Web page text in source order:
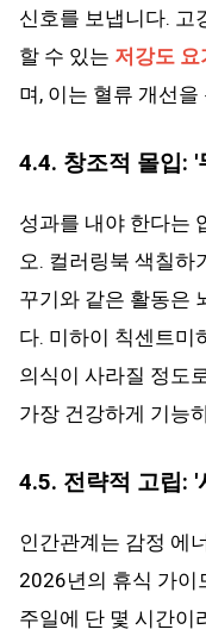
신호를 보냅니다. 고
할 수 있는 저강도 요
며, 이는 혈류 개선
4.4. 창조적 몰입:
성과를 내야 한다는
오. 컬러링북 색칠하
꾸기와 같은 활동은
다. 미하이 칙센트미
의식이 사라질 정도
가장 건강하게 기능
4.5. 전략적 고립: '
인간관계는 감정 에
2026년의 휴식 가이
주일에 단 몇 시간이